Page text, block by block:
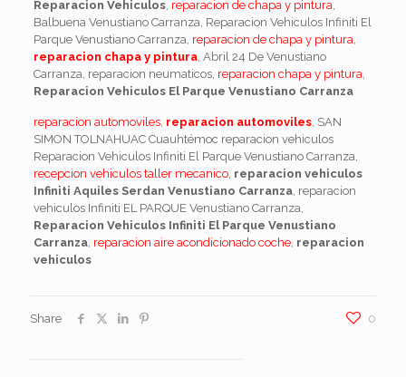
Reparacion Vehiculos, reparacion de chapa y pintura,
Balbuena Venustiano Carranza, Reparacion Vehiculos Infiniti El
Parque Venustiano Carranza, reparacion de chapa y pintura,
reparacion chapa y pintura, Abril 24 De Venustiano
Carranza, reparacion neumaticos, reparacion chapa y pintura,
Reparacion Vehiculos El Parque Venustiano Carranza
reparacion automoviles, reparacion automoviles, SAN
SIMON TOLNAHUAC Cuauhtémoc reparacion vehiculos
Reparacion Vehiculos Infiniti El Parque Venustiano Carranza,
recepcion vehiculos taller mecanico, reparacion vehiculos
Infiniti Aquiles Serdan Venustiano Carranza, reparacion
vehiculos Infiniti EL PARQUE Venustiano Carranza,
Reparacion Vehiculos Infiniti El Parque Venustiano
Carranza, reparacion aire acondicionado coche, reparacion
vehiculos
Share 0